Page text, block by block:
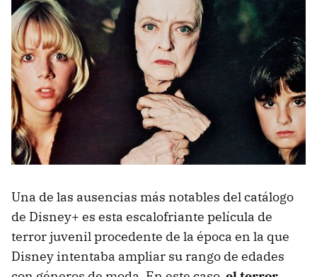
Una de las ausencias más notables del catálogo
de Disney+ es esta escalofriante película de
terror juvenil procedente de la época en la que
Disney intentaba ampliar su rango de edades